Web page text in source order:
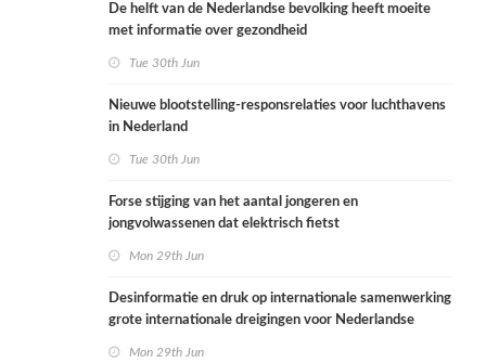
De helft van de Nederlandse bevolking heeft moeite
met informatie over gezondheid
Tue 30th Jun
Nieuwe blootstelling-responsrelaties voor luchthavens
in Nederland
Tue 30th Jun
Forse stijging van het aantal jongeren en
jongvolwassenen dat elektrisch fietst
Mon 29th Jun
Desinformatie en druk op internationale samenwerking
grote internationale dreigingen voor Nederlandse
Mon 29th Jun